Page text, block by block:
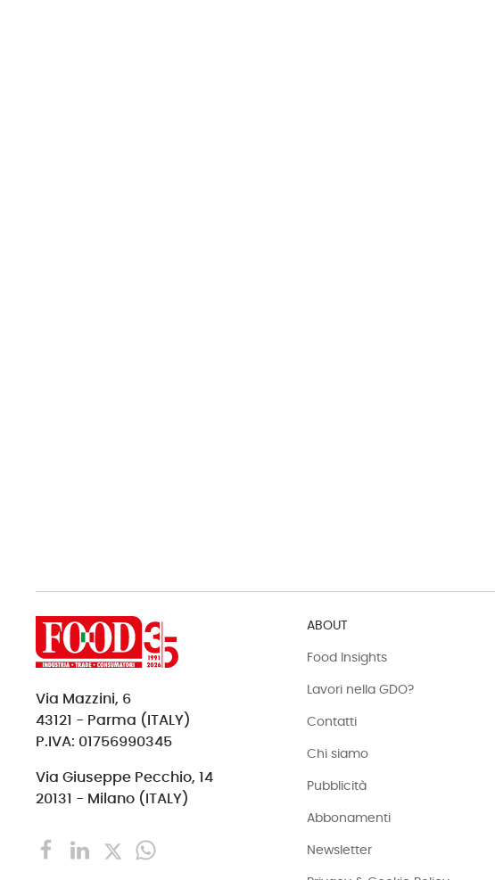
Via Mazzini, 6
43121 - Parma (ITALY)
P.IVA: 01756990345
Via Giuseppe Pecchio, 14
20131 - Milano (ITALY)
ABOUT
Food Insights
Lavori nella GDO?
Contatti
Chi siamo
Pubblicità
Abbonamenti
Newsletter